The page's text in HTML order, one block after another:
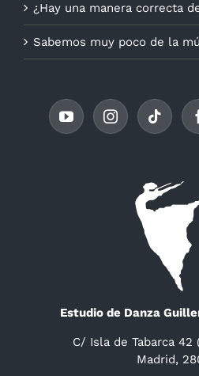
¿Hay una manera correcta
Sabemos muy poco de la
Estudio de Danza
C/ Isla de Tabarca 42
Madrid,